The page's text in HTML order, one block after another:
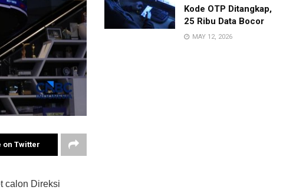
on Twitter
calon Direksi
Kode OTP Ditangkap,
25 Ribu Data Bocor
MAY 12, 2026